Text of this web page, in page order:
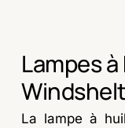
Lampes
La lampe à